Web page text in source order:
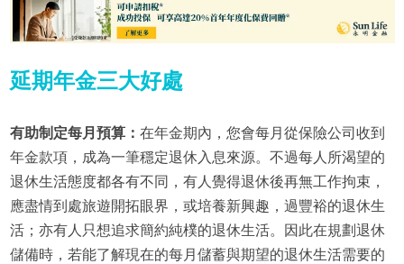
延期年金三大好處
有助制定每月預算： 在年金期內，您會每月從保險公司收到
年金款項，成為一筆穩定退休入息來源。不過每人所渴望的
退休生活態度都各有不同，有人覺得退休後再無工作拘束，
應盡情到處旅遊開拓眼界，或培養新興趣，過豐裕的退休生
活；亦有人只想追求簡約純樸的退休生活。因此在規劃退休
儲備時，若能了解現在的每月儲蓄與期望的退休生活需要的